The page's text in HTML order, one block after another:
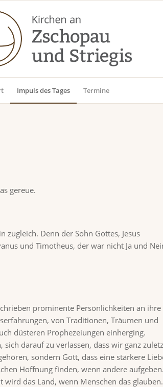
Impuls des Tages Termine
gereue.
zugleich. Denn der Sohn Gottes, Jesus
und Timotheus, der war nicht Ja und
prominente Persönlichkeiten an ihre
von Traditionen, Träumen und
düsteren Prophezeiungen einherging.
sich darauf zu verlassen, dass wir ganz
sondern Gott, dass eine stärkere
Hoffnung finden, wenn andere
das Land, wenn Menschen das